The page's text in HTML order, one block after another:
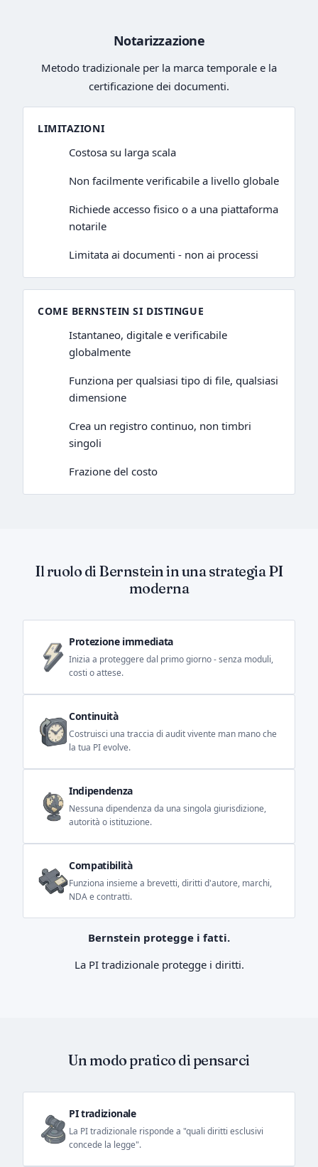
Notarizzazione
Metodo tradizionale per la marca temporale e la
certificazione dei documenti.
LIMITAZIONI
Costosa su larga scala
Non facilmente verificabile a livello globale
Richiede accesso fisico o a una piattaforma
notarile
Limitata ai documenti - non ai processi
COME BERNSTEIN SI DISTINGUE
Istantaneo, digitale e verificabile
globalmente
Funziona per qualsiasi tipo di file, qualsiasi
dimensione
Crea un registro continuo, non timbri
singoli
Frazione del costo
Il ruolo di Bernstein in una strategia PI
moderna
Protezione immediata
Inizia a proteggere dal primo giorno - senza moduli,
costi o attese.
Continuità
Costruisci una traccia di audit vivente man mano che
la tua PI evolve.
Indipendenza
Nessuna dipendenza da una singola giurisdizione,
autorità o istituzione.
Compatibilità
Funziona insieme a brevetti, diritti d'autore, marchi,
NDA e contratti.
Bernstein protegge i fatti.
La PI tradizionale protegge i diritti.
Un modo pratico di pensarci
PI tradizionale
La PI tradizionale risponde a "quali diritti esclusivi
concede la legge".